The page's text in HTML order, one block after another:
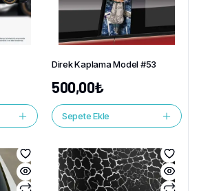
Direk Kaplama Model #53
500,00₺
Sepete Ekle